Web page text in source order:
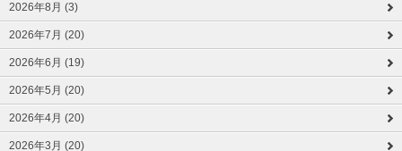
2026年8月 (3)
2026年7月 (20)
2026年6月 (19)
2026年5月 (20)
2026年4月 (20)
2026年3月 (20)